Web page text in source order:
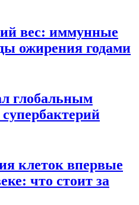
вес: иммунные
ожирения годами
глобальным
клеток впервые
что стоит за